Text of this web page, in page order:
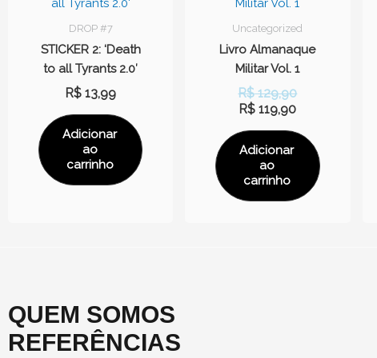
DROP #7
STICKER 2: ‘Death
to all Tyrants 2.0′
R$ 13,99
Adicionar
ao
carrinho
Uncategorized
Livro Almanaque
Militar Vol. 1
R$129,90
R$ 129,90.
R$ 119,90
R$ 119,90.
Adicionar
ao
carrinho
QUEM SOMOS
REFERÊNCIAS